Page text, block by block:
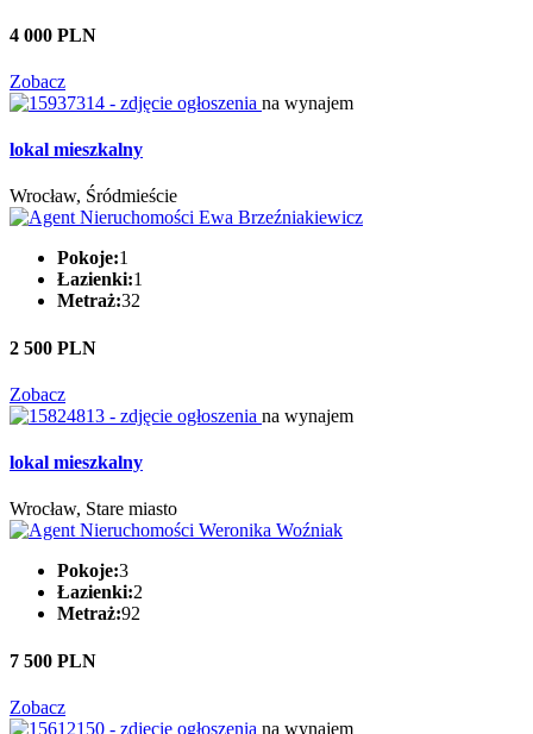
4 000 PLN
Zobacz
na wynajem
lokal mieszkalny
Wrocław, Śródmieście
Pokoje:1
Łazienki:1
Metraż:32
2 500 PLN
Zobacz
na wynajem
lokal mieszkalny
Wrocław, Stare miasto
Pokoje:3
Łazienki:2
Metraż:92
7 500 PLN
Zobacz
na wynajem